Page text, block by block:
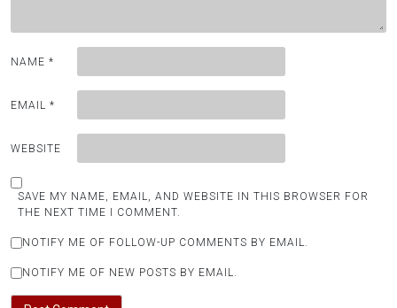
NAME *
EMAIL *
WEBSITE
SAVE MY NAME, EMAIL, AND WEBSITE IN THIS BROWSER FOR
THE NEXT TIME I COMMENT.
NOTIFY ME OF FOLLOW-UP COMMENTS BY EMAIL.
NOTIFY ME OF NEW POSTS BY EMAIL.